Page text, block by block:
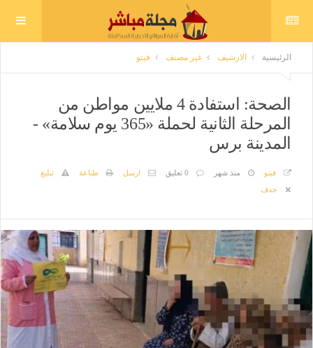
الرئيسية الارشيف غير مصنف فيتو
الصحة: استفادة 4 ملايين مواطن من
المرحلة الثانية لحملة «365 يوم سلامة» -
المدينة برس
فيتو منذ شهر 0 تعليق ارسل طباعة
تبليغ
حذف